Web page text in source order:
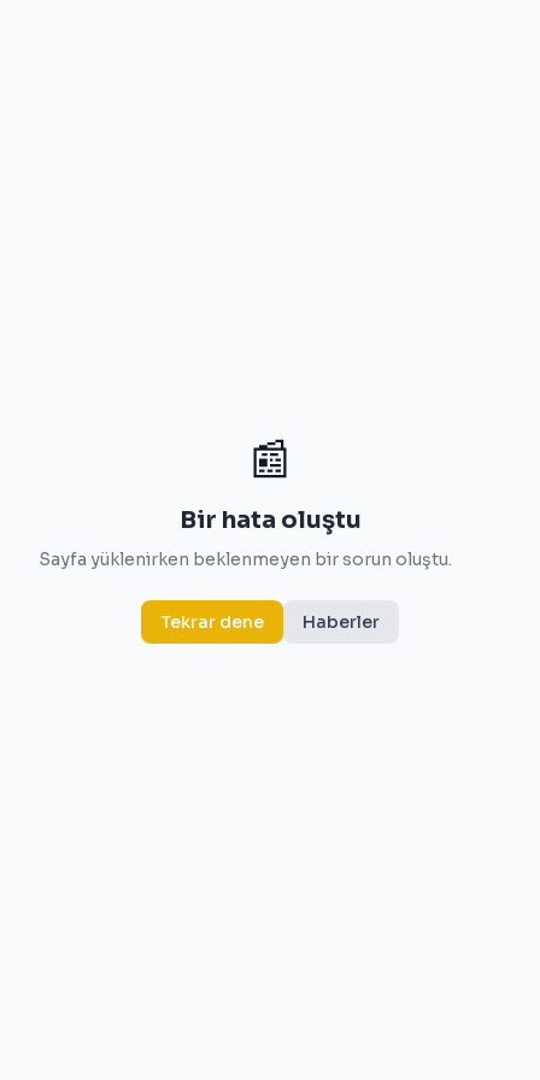
📰
Bir hata oluştu
Sayfa yüklenirken beklenmeyen bir sorun oluştu.
Tekrar dene Haberler